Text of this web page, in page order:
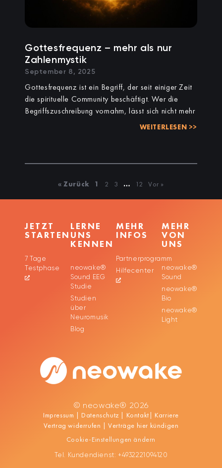
Gottesfrequenz – mehr als nur
Zahlenmystik
September 8, 2025
Gottesfrequenz ist ein Begriff, der seit einiger Zeit
die spirituelle Community beschäftigt. Wer die
Begriffszuschreibung vornahm, lässt sich nicht mehr
WEITERLESEN >>
« Zurück 1 2 3 … 12 Vor »
JETZT
STARTEN
7 Tage
Testphase
LERNE
UNS
KENNEN
neowake®
Sound EEG
Studie
Studien
über
Neuromusik
Blog
MEHR
INFOS
Partnerprogramm
Hilfecenter
MEHR
VON
UNS
neowake®
Sound
neowake®
Bio
neowake®
Light
© neowake® 2026
Impressum | Datenschutz| Kontakt | Karriere
Vertrag widerrufen |Verträge hier kündigen
Cookie-Einstellungen ändern
Tel. Kundendienst: +4932221094120